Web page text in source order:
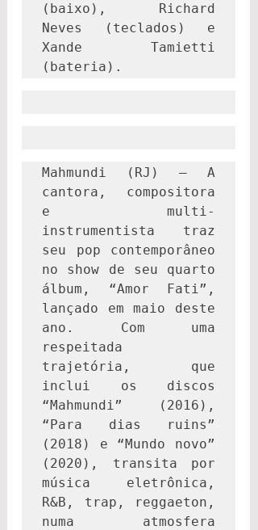
(baixo), Richard
Neves (teclados) e
Xande Tamietti
(bateria).
Mahmundi (RJ) – A
cantora, compositora
e multi-
instrumentista traz
seu pop contemporâneo
no show de seu quarto
álbum, “Amor Fati”,
lançado em maio deste
ano. Com uma
respeitada
trajetória, que
inclui os discos
“Mahmundi” (2016),
“Para dias ruins”
(2018) e “Mundo novo”
(2020), transita por
música eletrônica,
R&B, trap, reggaeton,
numa atmosfera